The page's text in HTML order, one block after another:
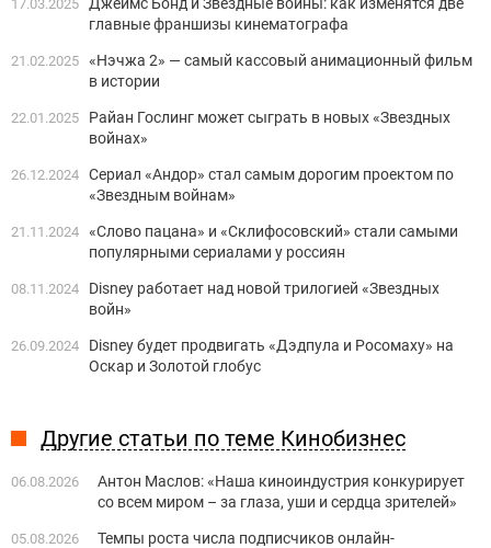
17.03.2025
главные франшизы кинематографа
21.02.2025 «Нэчжа 2» — самый кассовый анимационный фильм
в истории
22.01.2025
Райан Гослинг может сыграть в новых «Звездных
войнах»
26.12.2024 Сериал «Андор» стал самым дорогим проектом по
«Звездным войнам»
21.11.2024 «Слово пацана» и «Склифосовский» стали самыми
популярными сериалами у россиян
08.11.2024
Disney работает над новой трилогией «Звездных
войн»
26.09.2024
Disney будет продвигать «Дэдпула и Росомаху» на
Оскар и Золотой глобус
Другие статьи по теме Кинобизнес
06.08.2026
Антон Маслов: «Наша киноиндустрия конкурирует
со всем миром – за глаза, уши и сердца зрителей»
05.08.2026
Темпы роста числа подписчиков онлайн-